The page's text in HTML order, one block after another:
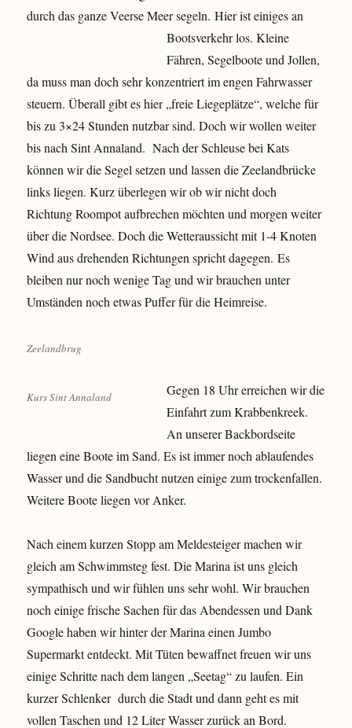
durch das ganze Veerse Meer segeln.Hier ist einiges an
Bootsverkehr los. Kleine
Fähren, Segelboote und Jollen,
da muss man doch sehr konzentriert im engen Fahrwasser
steuern. Überall gibt es hier „freie Liegeplätze“, welche für
bis zu 3×24 Stunden nutzbar sind. Doch wir wollen weiter
bis nach Sint Annaland. Nach der Schleuse bei Kats
können wir die Segel setzen und lassen die Zeelandbrücke
links liegen. Kurz überlegen wir ob wir nicht doch
Richtung Roompot aufbrechen möchten und morgen weiter
über die Nordsee. Doch die Wetteraussicht mit 1-4 Knoten
Wind aus drehenden Richtungen spricht dagegen. Es
bleiben nur noch wenige Tag und wir brauchen unter
Umständen noch etwas Puffer für die Heimreise.
Zeelandbrug
Kurs Sint Annaland
Gegen 18 Uhr erreichen wir die
Einfahrt zum Krabbenkreek.
An unserer Backbordseite
liegen eine Boote im Sand. Es ist immer noch ablaufendes
Wasser und die Sandbucht nutzen einige zum trockenfallen.
Weitere Boote liegen vor Anker.
Nach einem kurzen Stopp am Meldesteiger machen wir
gleich am Schwimmsteg fest. Die Marina ist uns gleich
sympathisch und wir fühlen uns sehr wohl. Wir brauchen
noch einige frische Sachen für das Abendessen und Dank
Google haben wir hinter der Marina einen Jumbo
Supermarkt entdeckt. Mit Tüten bewaffnet freuen wir uns
einige Schritte nach dem langen „Seetag“ zu laufen. Ein
kurzer Schlenker durch die Stadt und dann geht es mit
vollen Taschen und 12 Liter Wasser zurück an Bord.